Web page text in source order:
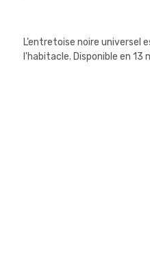
L’entretoise noire universel
l'habitacle. Disponible en 13